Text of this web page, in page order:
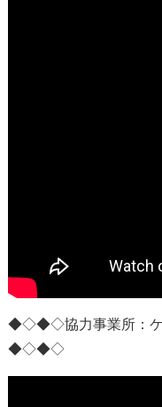
◆◇◆◇協力事業所：
◆◇◆◇